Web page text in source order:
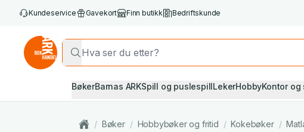
Kundeservice Gavekort Finn butikk Bedriftskunde
BøkerBarnas ARKSpill og puslespillLekerHobbyKontor
/ Bøker / Hobbybøker og fritid / Kokebøker /